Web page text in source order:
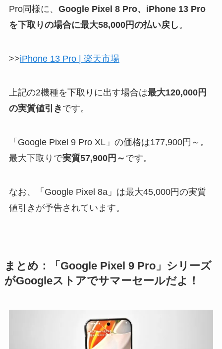
Pro同様に、 Google Pixel 8 Pro、​iPhone 13 Pro
を下取りの​場合に​最大58,000円の払い戻し。
>>iPhone 13 Pro | 楽天市場
上記の2機種を下取りに出す場合は最大120,000円
の実質値引き です。
「Google Pixel 9 Pro XL」の価格は177,900円～。
最大下取りで実質57,900円～ です。
なお、「Google Pixel 8a」は最大45,000円の実質
値引きが予告されています。
まとめ：「Google Pixel 9 Pro」シリーズ
がGoogleストアでサマーセールだよ！